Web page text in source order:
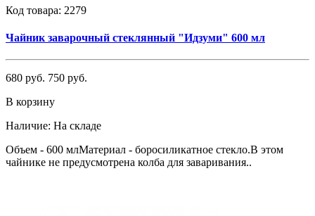
Код товара: 2279
Чайник заварочный стеклянный "Идзуми" 600 мл
680 руб. 750 руб.
В корзину
Наличие: На складе
Объем - 600 млМатериал - боросиликатное стекло.В этом
чайнике не предусмотрена колба для заваривания..